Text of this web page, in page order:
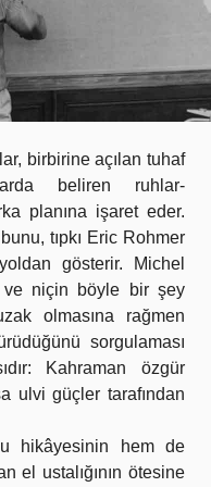
birbirine açılan tuhaf
beliren ruhlar-
planına işaret eder.
tıpkı Eric Rohmer
gösterir. Michel
ve niçin böyle bir şey
olmasına rağmen
sorgulaması
Kahraman özgür
ulvi güçler tarafından
hikâyesinin hem de
el ustalığının ötesine